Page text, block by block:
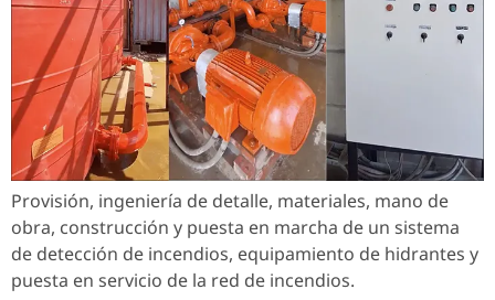
Provisión, ingeniería de detalle, materiales, mano de
obra, construcción y puesta en marcha de un sistema
de detección de incendios, equipamiento de hidrantes y
puesta en servicio de la red de incendios.